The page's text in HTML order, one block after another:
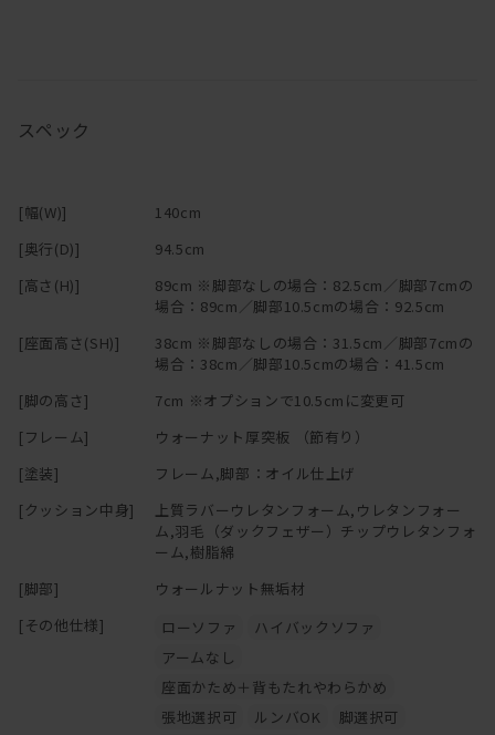
スペック
[幅(W)]
140cm
[奥行(D)]
94.5cm
[高さ(H)]
89cm ※脚部なしの場合：82.5cm／脚部7cmの
場合：89cm／脚部10.5cmの場合：92.5cm
[座面高さ(SH)]
38cm ※脚部なしの場合：31.5cm／脚部7cmの
場合：38cm／脚部10.5cmの場合：41.5cm
[脚の高さ]
7cm ※オプションで10.5cmに変更可
[フレーム]
ウォーナット厚突板 （節有り）
[塗装]
フレーム,脚部：オイル仕上げ
[クッション中身]
上質ラバーウレタンフォーム,ウレタンフォー
ム,羽毛（ダックフェザー）チップウレタンフォ
ーム,樹脂綿
[脚部]
ウォールナット無垢材
[その他仕様]
ローソファ
ハイバックソファ
アームなし
座面かため＋背もたれやわらかめ
張地選択可
ルンバOK
脚選択可